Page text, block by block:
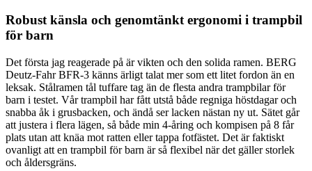
Robust känsla och genomtänkt ergonomi i trampbil
för barn
Det första jag reagerade på är vikten och den solida ramen. BERG
Deutz-Fahr BFR-3 känns ärligt talat mer som ett litet fordon än en
leksak. Stålramen tål tuffare tag än de flesta andra trampbilar för
barn i testet. Vår trampbil har fått utstå både regniga höstdagar och
snabba åk i grusbacken, och ändå ser lacken nästan ny ut. Sätet går
att justera i flera lägen, så både min 4-åring och kompisen på 8 får
plats utan att knäa mot ratten eller tappa fotfästet. Det är faktiskt
ovanligt att en trampbil för barn är så flexibel när det gäller storlek
och åldersgräns.